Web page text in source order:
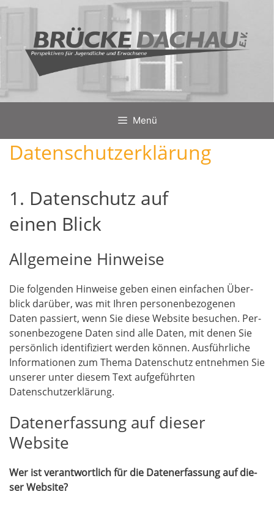
Zum
springen
Menü
Datenschutzerklärung
1. Datenschutz auf
einen Blick
Allgemeine Hinweise
Die fol­gen­den Hin­wei­se geben einen ein­fa­chen Über­
blick dar­über, was mit Ihren per­so­nen­be­zo­ge­nen
Daten pas­siert, wenn Sie die­se Web­site besu­chen. Per­
so­nen­be­zo­ge­ne Daten sind alle Daten, mit denen Sie
per­sön­lich iden­ti­fi­ziert wer­den kön­nen. Aus­führ­li­che
Infor­ma­tio­nen zum The­ma Daten­schutz ent­neh­men Sie
unse­rer unter die­sem Text auf­ge­führ­ten
Datenschutzerklärung.
Datenerfassung auf dieser
Website
Wer ist ver­ant­wort­lich für die Daten­er­fas­sung auf die­
ser Website?